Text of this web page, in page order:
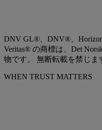
DNV GL®、DNV®、
Veritas® の商標は、Det
物です。 無断転載を禁じま
WHEN TRUST MATTERS